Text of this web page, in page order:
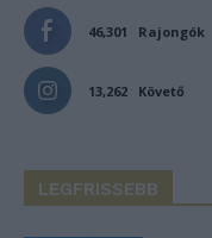
46,301 Rajongók
13,262 Követő
LEGFRISSEBB